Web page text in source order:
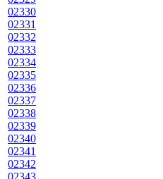
02330
02331
02332
02333
02334
02335
02336
02337
02338
02339
02340
02341
02342
02343